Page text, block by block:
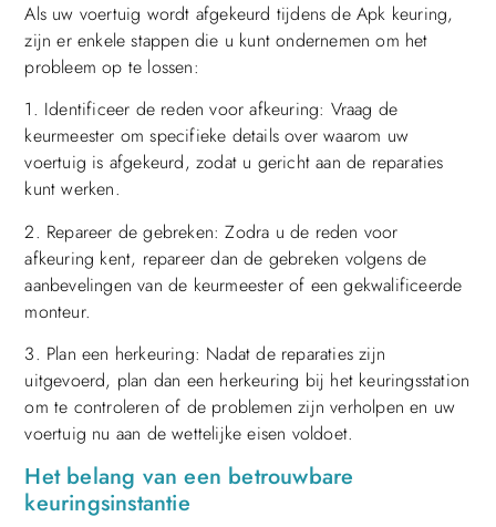
Als uw voertuig wordt afgekeurd tijdens de Apk keuring,
zijn er enkele stappen die u kunt ondernemen om het
probleem op te lossen:
1. Identificeer de reden voor afkeuring: Vraag de
keurmeester om specifieke details over waarom uw
voertuig is afgekeurd, zodat u gericht aan de reparaties
kunt werken.
2. Repareer de gebreken: Zodra u de reden voor
afkeuring kent, repareer dan de gebreken volgens de
aanbevelingen van de keurmeester of een gekwalificeerde
monteur.
3. Plan een herkeuring: Nadat de reparaties zijn
uitgevoerd, plan dan een herkeuring bij het keuringsstation
om te controleren of de problemen zijn verholpen en uw
voertuig nu aan de wettelijke eisen voldoet.
Het belang van een betrouwbare
keuringsinstantie